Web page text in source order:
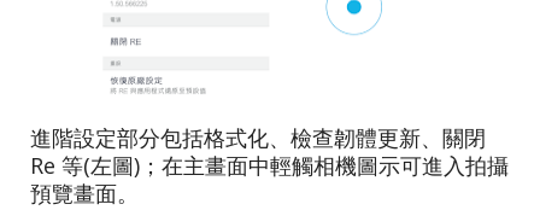
進階設定部分包括格式化、檢查韌體更新、關閉
Re 等(左圖)；在主畫面中輕觸相機圖示可進入拍攝
預覽畫面。